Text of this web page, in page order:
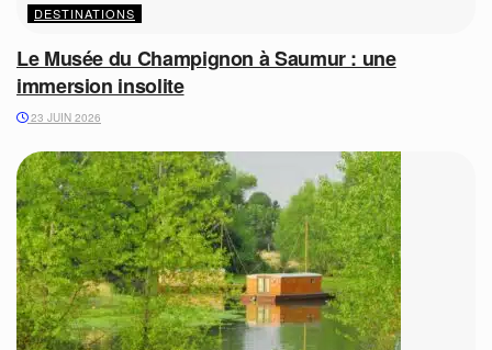
DESTINATIONS
Le Musée du Champignon à Saumur : une
immersion insolite
23 JUIN 2026